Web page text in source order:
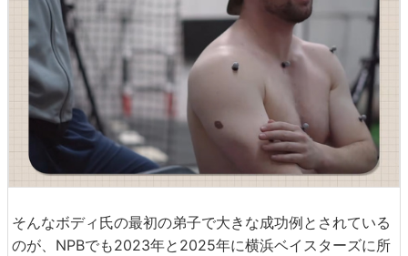
そんなボディ氏の最初の弟子で大きな成功例とされている
のが、NPBでも2023年と2025年に横浜ベイスターズに所